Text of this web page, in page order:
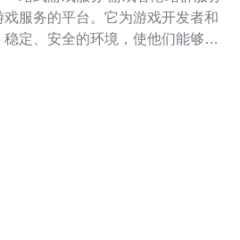
服务的平台。它为游戏开发者和
定、安全的环境，使他们能够畅